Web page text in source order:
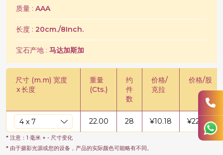
质量 : AAA
长度 : 20cm./8Inch.
宝石产地 : 马达加斯加
尺寸 (m.m) 宽度
x长度
重量
(Cts.)
约
件
数
价格/
克拉
价格/股
22.00 28 ¥10.18 ¥224.04
* 注意：1 毫米 + - 尺寸变化
* 由于摄影光源或您的设备，产品的实际颜色可能略有不同。